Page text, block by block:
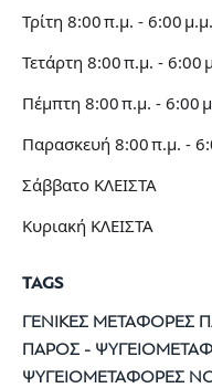
Τρίτη 8:00 π.μ. - 6:00 μ.μ.
Τετάρτη 8:00 π.μ. - 6:00
Πέμπτη 8:00 π.μ. - 6:00
Παρασκευή 8:00 π.μ. -
Σάββατο ΚΛΕΙΣΤΑ
Κυριακή ΚΛΕΙΣΤΑ
TAGS
ΓΕΝΙΚΕΣ ΜΕΤΑΦΟΡΕΣ
ΠΑΡΟΣ -
ΨΥΓΕΙΟΜΕΤΑΦΟΡΕΣ